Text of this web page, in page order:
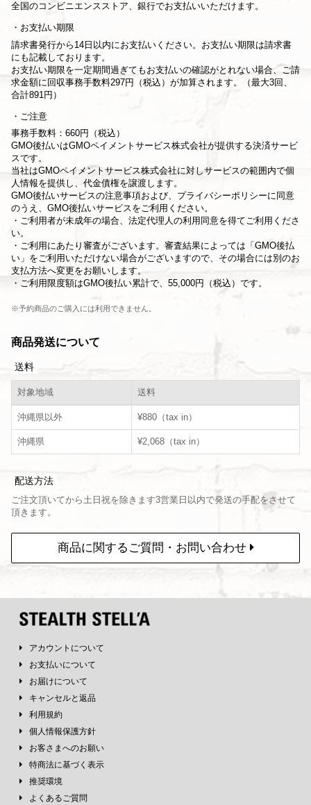
全国のコンビニエンスストア、銀行でお支払いいただけます。
お支払い期限
請求書発行から14日以内にお支払いください。お支払い期限は請求書
にも記載しております。
お支払い期限を一定期間過ぎてもお支払いの確認がとれない場合、ご請
求金額に回収事務手数料297円（税込）が加算されます。（最大3回、
合計891円）
ご注意
事務手数料：660円（税込）
GMO後払いはGMOペイメントサービス株式会社が提供する決済サービ
スです。
当社はGMOペイメントサービス株式会社に対しサービスの範囲内で個
人情報を提供し、代金債権を譲渡します。
GMO後払いサービスの注意事項および、 プライバシーポリシーに同意
のうえ、GMO後払いサービスをご利用ください。
・ご利用者が未成年の場合、法定代理人の利用同意を得てご利用くださ
い。
・ご利用にあたり審査がございます。審査結果によっては「GMO後払
い」をご利用いただけない場合がございますので、その場合には別のお
支払方法へ変更をお願いします。
・ご利用限度額はGMO後払い累計で、55,000円（税込）です。
※予約商品のご購入には利用できません。
商品発送について
送料
対象地域 送料
沖縄県以外 ¥880（tax in）
沖縄県 ¥2,068（tax in）
配送方法
ご注文頂いてから土日祝を除きます3営業日以内で発送の手配をさせて
頂きます。
商品に関するご質問・お問い合わせ
アカウントについて
お支払いについて
お届けについて
キャンセルと返品
利用規約
個人情報保護方針
お客さまへのお願い
特商法に基づく表示
推奨環境
よくあるご質問